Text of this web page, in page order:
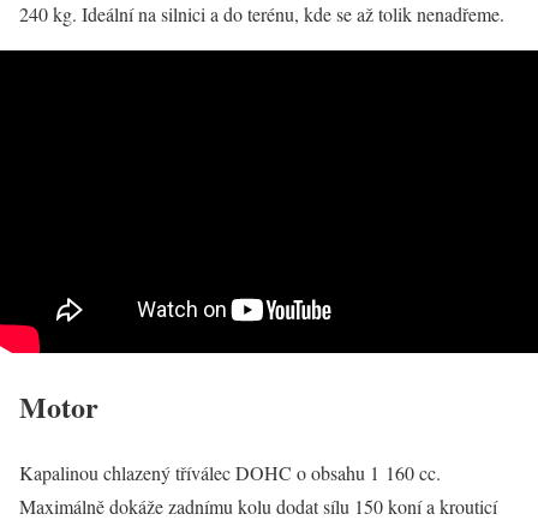
240 kg. Ideální na silnici a do terénu, kde se až tolik nenadřeme.
Motor
Kapalinou chlazený tříválec DOHC o obsahu 1 160 cc.
Maximálně dokáže zadnímu kolu dodat sílu 150 koní a krouticí